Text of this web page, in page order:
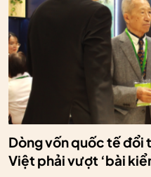
Dòng vốn quốc tế đổi
Việt phải vượt ‘bài